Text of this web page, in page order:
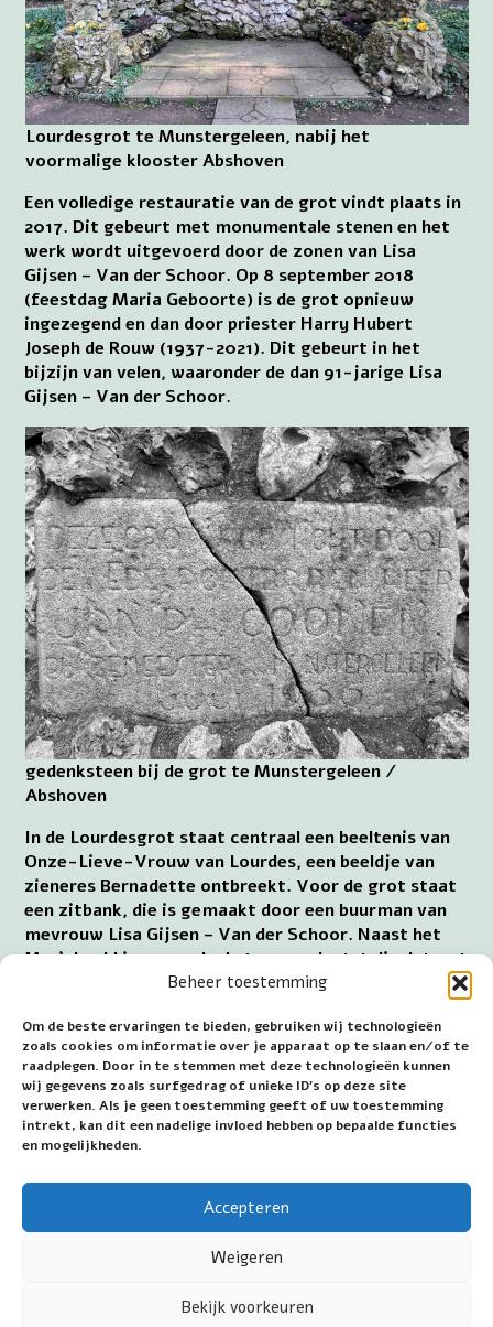
Beheer toestemming
Om de beste ervaringen te bieden, gebruiken wij technologieën
zoals cookies om informatie over je apparaat op te slaan en/of te
raadplegen. Door in te stemmen met deze technologieën kunnen
wij gegevens zoals surfgedrag of unieke ID's op deze site
verwerken. Als je geen toestemming geeft of uw toestemming
intrekt, kan dit een nadelige invloed hebben op bepaalde functies
en mogelijkheden.
Accepteren
Weigeren
Bekijk voorkeuren
Lourdesgrot te Munstergeleen, nabij het
voormalige klooster Abshoven
Een volledige restauratie van de grot vindt plaats in
2017. Dit gebeurt met monumentale stenen en het
werk wordt uitgevoerd door de zonen van Lisa
Gijsen – Van der Schoor. Op 8 september 2018
(feestdag Maria Geboorte) is de grot opnieuw
ingezegend en dan door priester Harry Hubert
Joseph de Rouw (1937-2021). Dit gebeurt in het
bijzijn van velen, waaronder de dan 91-jarige Lisa
Gijsen – Van der Schoor.
gedenksteen bij de grot te Munstergeleen /
Abshoven
In de Lourdesgrot staat centraal een beeltenis van
Onze-Lieve-Vrouw van Lourdes, een beeldje van
zieneres Bernadette ontbreekt. Voor de grot staat
een zitbank, die is gemaakt door een buurman van
mevrouw Lisa Gijsen – Van der Schoor. Naast het
Mariabeeld is een gedenksteen geplaatst die dateert
uit het jaar van de opening van de Lourdesgrot in
Coonen (1901-1968), burgemeester van
Munstergeleen (1931-1938).
Adres: Abshoven, tegenover nummer 58 of auto
parkeren bij de brasserie, Abshoven 35, 6151GC
Munstergeleen.
~~~
Datum eerste publicatie: 25 maart 2026